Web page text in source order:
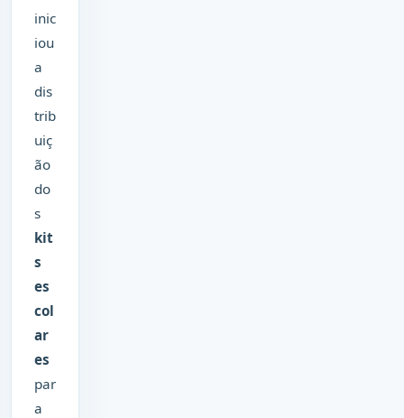
inic
iou
a
dis
trib
uiç
ão
do
s
kit
s
es
col
ar
es
par
a